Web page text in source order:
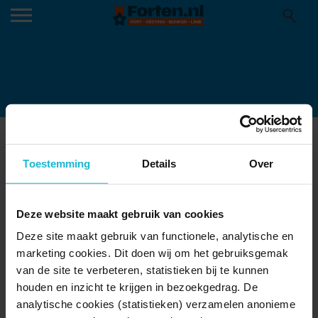
Toestemming Details Over
Deze website maakt gebruik van cookies
Deze site maakt gebruik van functionele, analytische en
marketing cookies. Dit doen wij om het gebruiksgemak
van de site te verbeteren, statistieken bij te kunnen
houden en inzicht te krijgen in bezoekgedrag. De
analytische cookies (statistieken) verzamelen anonieme
Op Wereld Waterdag, op 22 maart jl. werd Fort Lunet aan de Snel in
waar alles draait om het thema water. Hoe het stroomt, sprankelt,
wat er gebeurd als Nederland overspoeld dreigt te worden. Pachter
en exploitant Wim Uijttewaal gaat zich vooral richten op
schoolklassen en geïnteresseerde groepen. Wim is hoofd van de
vakgroep waterbouwkunde aan de TU in Delft dus dat komt
helemaal goed! Het Waterfort wordt ook een uitstapje voor